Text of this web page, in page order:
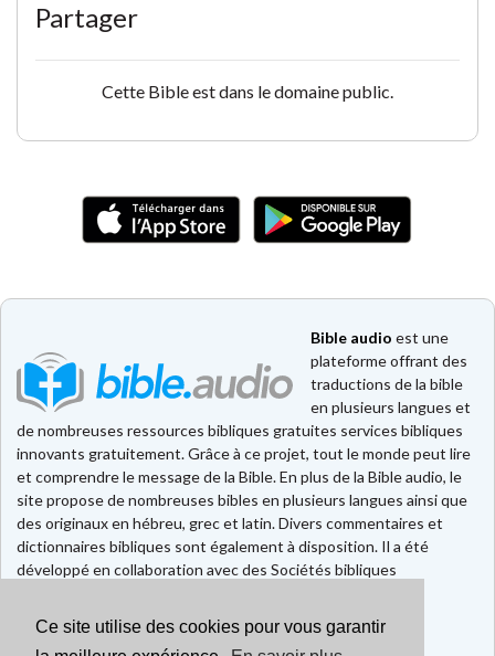
Ce site utilise des cookies pour vous garantir
Partager
Cette Bible est dans le domaine public.
Bible audio est une
plateforme offrant des
traductions de la bible
en plusieurs langues et
de nombreuses ressources bibliques gratuites services bibliques
innovants gratuitement. Grâce à ce projet, tout le monde peut lire
et comprendre le message de la Bible. En plus de la Bible audio, le
site propose de nombreuses bibles en plusieurs langues ainsi que
des originaux en hébreu, grec et latin. Divers commentaires et
dictionnaires bibliques sont également à disposition. Il a été
développé en collaboration avec des Sociétés bibliques
Faire un don